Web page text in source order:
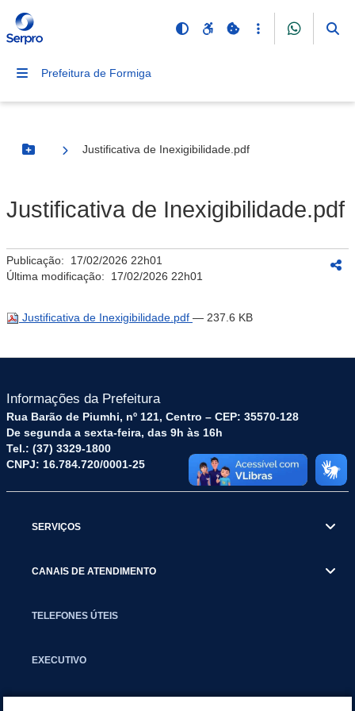
Prefeitura de Formiga
Botão Menu
Justificativa de Inexigibilidade.pdf
Justificativa de Inexigibilidade.pdf
Publicação: 17/02/2026 22h01
Última modificação: 17/02/2026 22h01
Justificativa de Inexigibilidade.pdf — 237.6 KB
Informações da Prefeitura
Rua Barão de Piumhi, nº 121, Centro – CEP: 35570-128
De segunda a sexta-feira, das 9h às 16h
Tel.: (37) 3329-1800
CNPJ: 16.784.720/0001-25
SERVIÇOS
CANAIS DE ATENDIMENTO
TELEFONES ÚTEIS
EXECUTIVO